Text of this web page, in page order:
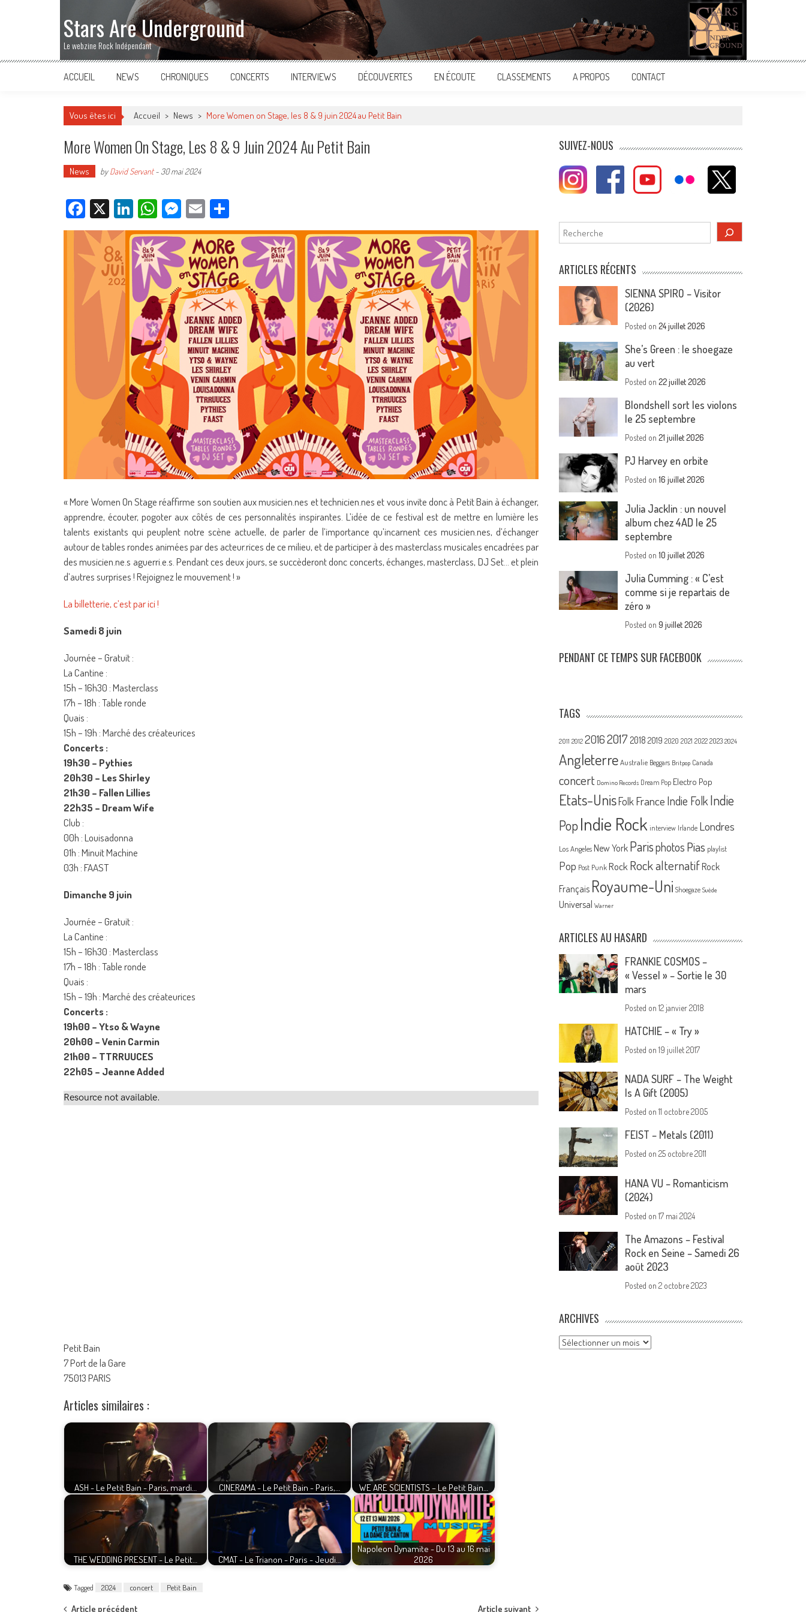
Stars Are Underground
Le webzine Rock Indépendant
ACCUEIL NEWS CHRONIQUES CONCERTS INTERVIEWS DÉCOUVERTES EN ÉCOUTE CLASSEMENTS A PROPOS CONTACT
Vous êtes ici Accueil > News > More Women on Stage, les 8 & 9 juin 2024 au Petit Bain
More Women On Stage, Les 8 & 9 Juin 2024 Au Petit Bain
News byDavid Servant- 30 mai 2024
Facebook
X LinkedIn
WhatsApp
Messenger
Email
« More Women On Stage réaffirme son soutien aux musicien.nes et technicien.nes et vous invite donc à Petit Bain à échanger,
apprendre, écouter, pogoter aux côtés de ces personnalités inspirantes. L’idée de ce festival est de mettre en lumière les
talents existants qui peuplent notre scène actuelle, de parler de l’importance qu’incarnent ces musicien.nes, d’échanger
autour de tables rondes animées par des acteur.rices de ce milieu, et de participer à des masterclass musicales encadrées par
des musicien.ne.s aguerri.e.s. Pendant ces deux jours, se succèderont donc concerts, échanges, masterclass, DJ Set… et plein
d’autres surprises ! Rejoignez le mouvement ! »
La billetterie, c’est par ici !
Samedi 8 juin
Journée – Gratuit :
La Cantine :
15h – 16h30 : Masterclass
17h – 18h : Table ronde
Quais :
15h – 19h : Marché des créateurices
Concerts :
19h30 – Pythies
20h30 – Les Shirley
21h30 – Fallen Lillies
22h35 – Dream Wife
Club :
00h : Louisadonna
01h : Minuit Machine
03h : FAAST
Dimanche 9 juin
Journée – Gratuit :
La Cantine :
15h – 16h30 : Masterclass
17h – 18h : Table ronde
Quais :
15h – 19h : Marché des créateurices
Concerts :
19h00 – Ytso & Wayne
20h00 – Venin Carmin
21h00 – TTRRUUCES
22h05 – Jeanne Added
Petit Bain
7 Port de la Gare
75013 PARIS
Articles similaires :
ASH - Le Petit Bain - Paris, mardi… CINERAMA - Le Petit Bain - Paris,… WE ARE SCIENTISTS – Le Petit Bain…
THE WEDDING PRESENT - Le Petit… CMAT - Le Trianon - Paris - Jeudi…
Napoleon Dynamite - Du 13 au 16 mai
2026
Tagged 2024 concert Petit Bain
Article précédent Article suivant
SUIVEZ-NOUS
Rechercher
ARTICLES RÉCENTS
SIENNA SPIRO – Visitor
(2026)
Posted on24 juillet 2026
She’s Green : le shoegaze
au vert
Posted on22 juillet 2026
Blondshell sort les violons
le 25 septembre
Posted on21 juillet 2026
PJ Harvey en orbite
Posted on16 juillet 2026
Julia Jacklin : un nouvel
album chez 4AD le 25
septembre
Posted on10 juillet 2026
Julia Cumming : « C’est
comme si je repartais de
zéro »
Posted on9 juillet 2026
PENDANT CE TEMPS SUR FACEBOOK
TAGS
2011 2012 20162017 2018 2019 2020 2021 2022 2023 2024
Angleterre Australie Beggars Britpop Canada
concert Domino Records Dream Pop Electro Pop
Etats-UnisFolk France Indie FolkIndie
PopIndie Rock interview Irlande Londres
Los Angeles New York Parisphotos Pias playlist
Pop Post Punk Rock Rock alternatif Rock
Français Royaume-Uni Shoegaze Suède
Universal Warner
ARTICLES AU HASARD
FRANKIE COSMOS –
« Vessel » – Sortie le 30
mars
Posted on12 janvier 2018
HATCHIE – « Try »
Posted on19 juillet 2017
NADA SURF – The Weight
Is A Gift (2005)
Posted on11 octobre 2005
FEIST – Metals (2011)
Posted on25 octobre 2011
HANA VU – Romanticism
(2024)
Posted on17 mai 2024
The Amazons – Festival
Rock en Seine – Samedi 26
août 2023
Posted on2 octobre 2023
ARCHIVES
Archives